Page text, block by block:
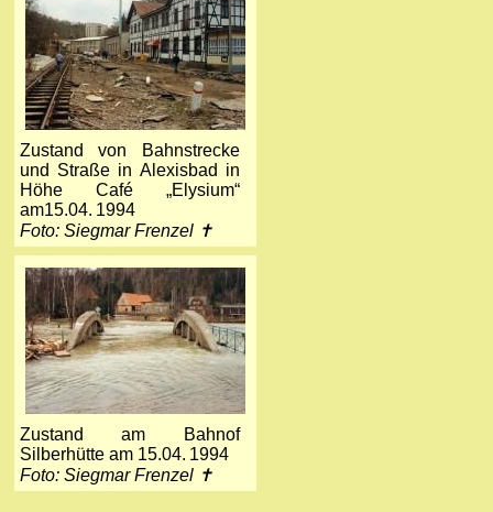
Zustand von Bahnstrecke
und Straße in Alexisbad in
Höhe Café „Elysium“
am15.04. 1994
Foto: Siegmar Frenzel ✝
Zustand am Bahnof
Silberhütte am 15.04. 1994
Foto: Siegmar Frenzel ✝